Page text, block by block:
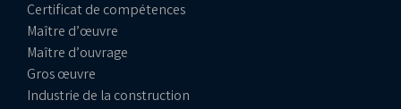
Certificat de compétences
Maître d’œuvre
Maître d’ouvrage
Gros œuvre
Industrie de la construction